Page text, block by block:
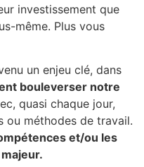
investissement que
même. Plus vous
un enjeu clé, dans
bouleverser notre
quasi chaque jour,
ou méthodes de travail.
et/ou les